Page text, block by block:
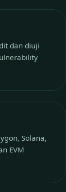
dan diuji
Solana,
EVM